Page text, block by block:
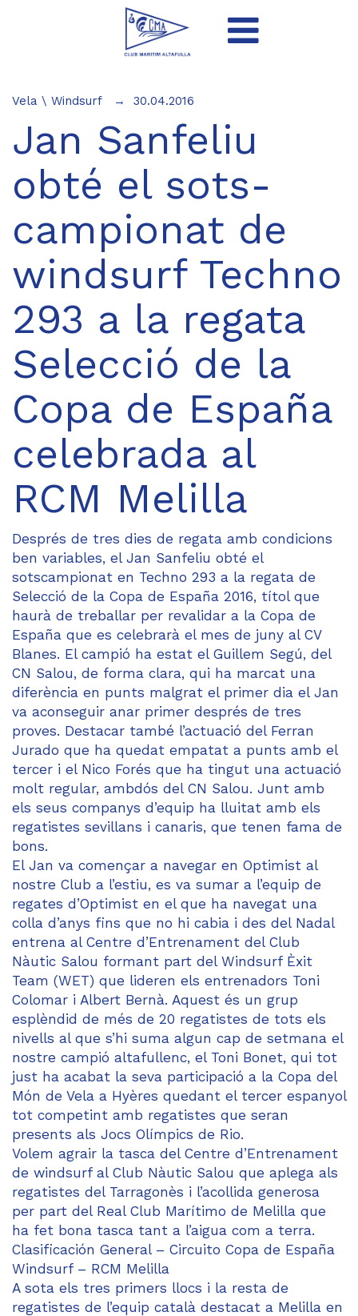
Vela \ Windsurf 30.04.2016
Jan Sanfeliu
obté el sots-
campionat de
windsurf Techno
293 a la regata
Selecció de la
Copa de España
celebrada al
RCM Melilla
Després de tres dies de regata amb condicions
ben variables, el Jan Sanfeliu obté el
sotscampionat en Techno 293 a la regata de
Selecció de la Copa de España 2016, títol que
haurà de treballar per revalidar a la Copa de
España que es celebrarà el mes de juny al CV
Blanes. El campió ha estat el Guillem Segú, del
CN Salou, de forma clara, qui ha marcat una
diferència en punts malgrat el primer dia el Jan
va aconseguir anar primer després de tres
proves. Destacar també l’actuació del Ferran
Jurado que ha quedat empatat a punts amb el
tercer i el Nico Forés que ha tingut una actuació
molt regular, ambdós del CN Salou. Junt amb
els seus companys d’equip ha lluitat amb els
regatistes sevillans i canaris, que tenen fama de
bons.
El Jan va començar a navegar en Optimist al
nostre Club a l’estiu, es va sumar a l’equip de
regates d’Optimist en el que ha navegat una
colla d’anys fins que no hi cabia i des del Nadal
entrena al Centre d’Entrenament del Club
Nàutic Salou formant part del Windsurf Èxit
Team (WET) que lideren els entrenadors Toni
Colomar i Albert Bernà. Aquest és un grup
esplèndid de més de 20 regatistes de tots els
nivells al que s’hi suma algun cap de setmana el
nostre campió altafullenc, el Toni Bonet, qui tot
just ha acabat la seva participació a la Copa del
Món de Vela a Hyères quedant el tercer espanyol
tot competint amb regatistes que seran
presents als Jocs Olímpics de Rio.
Volem agrair la tasca del Centre d’Entrenament
de windsurf al Club Nàutic Salou que aplega als
regatistes del Tarragonès i l’acollida generosa
per part del Real Club Marítimo de Melilla que
ha fet bona tasca tant a l’aigua com a terra.
Clasificación General – Circuito Copa de España
Windsurf – RCM Melilla
A sota els tres primers llocs i la resta de
regatistes de l’equip català destacat a Melilla en